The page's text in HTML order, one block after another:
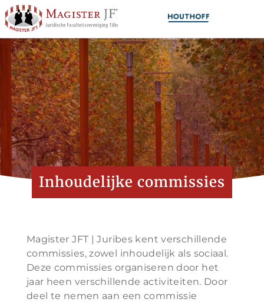
Inhoudelijke commissies
Magister JFT | Juribes kent verschillende
commissies, zowel inhoudelijk als sociaal.
Deze commissies organiseren door het
jaar heen verschillende activiteiten. Door
deel te nemen aan een commissie